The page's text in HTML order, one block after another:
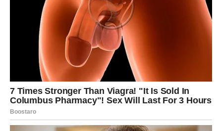
VRATA VELIKOG USPJEHA
Na poslovnom planu pred vama je veoma važan period.
Mnoge Ribe će dobiti priliku da pokažu koliko vrijede.
Ono što ste dugo pokušavale ostvariti sada bi konačno
moglo krenuti u pravom smjeru.
Moguće su veoma važne promjene povezane sa